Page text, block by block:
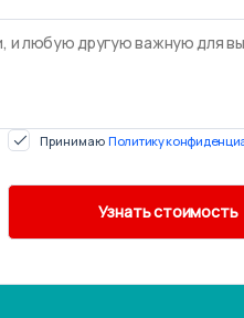
Принимаю Политику